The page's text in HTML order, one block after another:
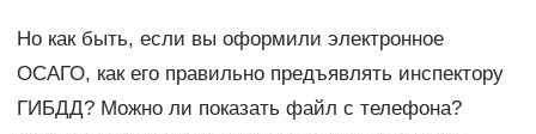
Но как быть, если вы оформили электронное
ОСАГО, как его правильно предъявлять инспектору
ГИБДД? Можно ли показать файл с телефона?